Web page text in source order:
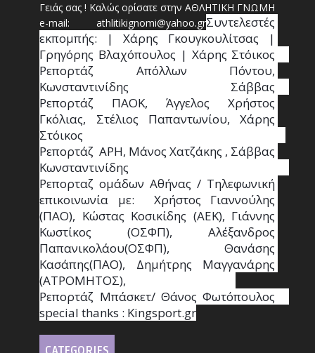
Γειάς σας ! Καλώς ορίσατε στην ΑΘΛΗΤΙΚΗ ΓΝΩΜΗ
e-mail: athlitikignomi@yahoo.grΣυντελεστές
εκπομπής: | Χάρης Γκουγκουλίτσας |
Γρηγόρης Βλαχόπουλος | Χάρης Στόικος
Ρεπορτάζ Απόλλων Πόντου,
Κωνσταντινίδης   Σάββας
Ρεπορτάζ ΠΑΟΚ, Άγγελος Χρήστος
Γκόλιας, Στέλιος Παπαντωνίου, Χάρης
Στόικος
Ρεπορτάζ  ΑΡΗ, Μάνος Χατζάκης , Σάββας
Κωνσταντινίδης
Ρεπορταζ ομάδων Αθήνας / Τηλεφωνική
επικοινωνία με:  Χρήστος Γιαννούλης
(ΠΑΟ), Κώστας Κοσικίδης (ΑΕΚ), Γιάννης
Κωστίκος (ΟΣΦΠ), Αλέξανδρος
Παπανικολάου(ΟΣΦΠ), Θανάσης
Κασάπης(ΠΑΟ), Δημήτρης Μαγγανάρης
(ΑΤΡΟΜΗΤΟΣ),
Ρεπορτάζ Μπάσκετ/ Θάνος Φωτόπουλος
special thanks : Κingsport.gr